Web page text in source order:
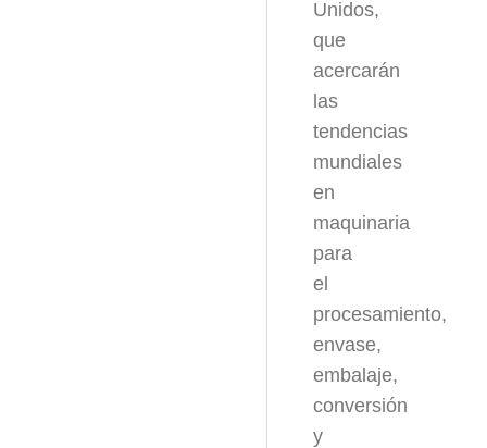
Unidos,
que
acercarán
las
tendencias
mundiales
en
maquinaria
para
el
procesamiento,
envase,
embalaje,
conversión
y